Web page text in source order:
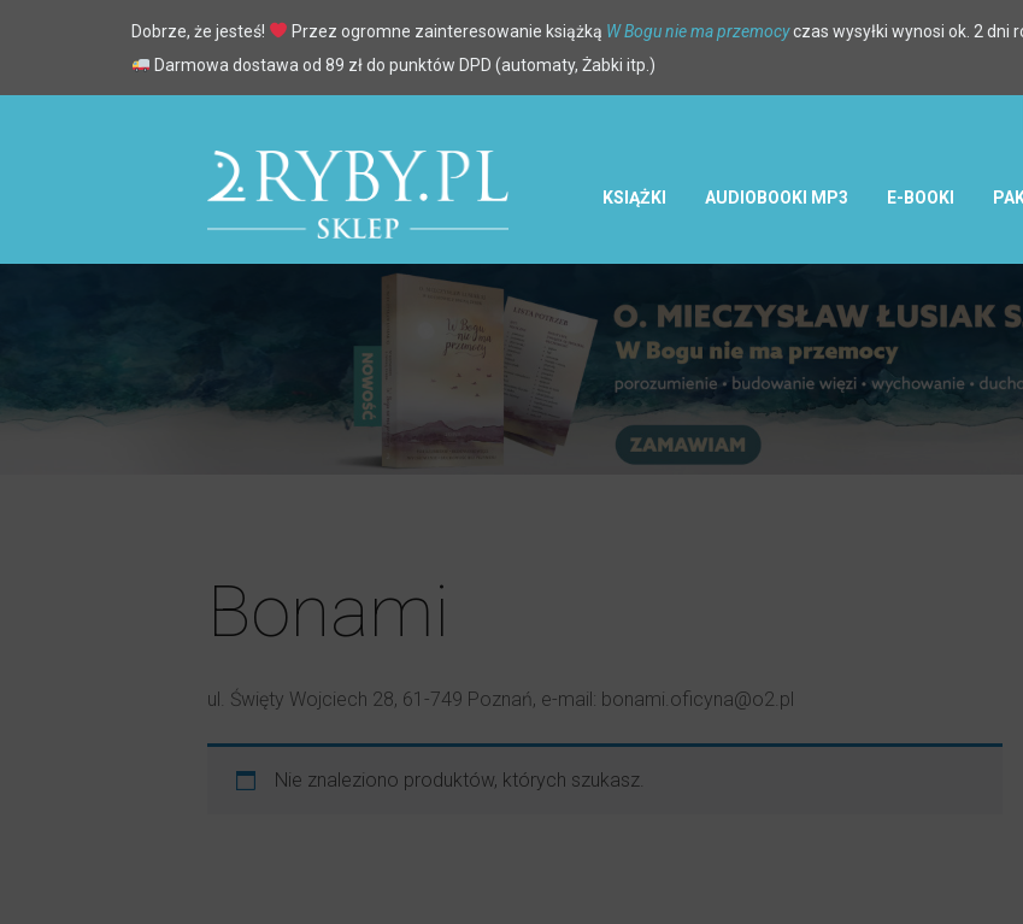
Dobrze, że jesteś! Przez ogromne zainteresowanie książką W Bogu nie ma przemocyczas wysyłki wynosi ok. 2 dni
Darmowa dostawa od 89 zł do punktów DPD (automaty, Żabki itp.)
KSIĄŻKI AUDIOBOOKI MP3 E-BOOKI
Bonami
ul. Święty Wojciech 28, 61-749 Poznań, e-mail: bonami.oficyna@o2.pl
Nie znaleziono produktów, których szukasz.